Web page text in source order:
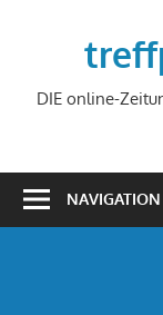
DIE online-
NAVIGATION